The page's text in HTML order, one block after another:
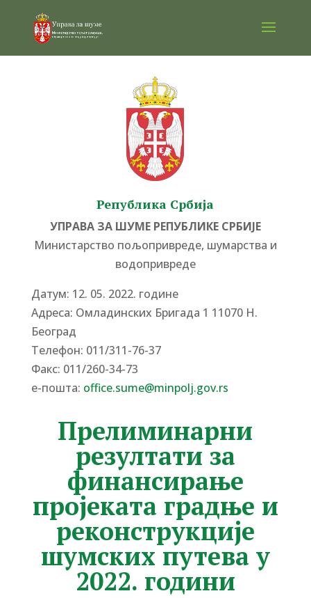
Република Србија
УПРАВА ЗА ШУМЕ РЕПУБЛИКЕ СРБИЈЕ
Министарство пољопривреде, шумарства и
водопривреде
Датум: 12. 05. 2022. године
Адреса: Омладинских Бригада 1 11070 Н.
Београд
Tелефон: 011/311-76-37
Факс: 011/260-34-73
е-пошта: office.sume@minpolj.gov.rs
Прелиминарни
резултати за
финансирање
пројеката градње и
реконструкције
шумских путева у
2022. години